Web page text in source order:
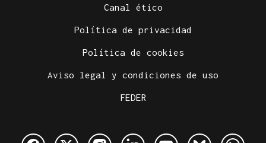
Canal ético
Política de privacidad
Política de cookies
Aviso legal y condiciones de uso
FEDER